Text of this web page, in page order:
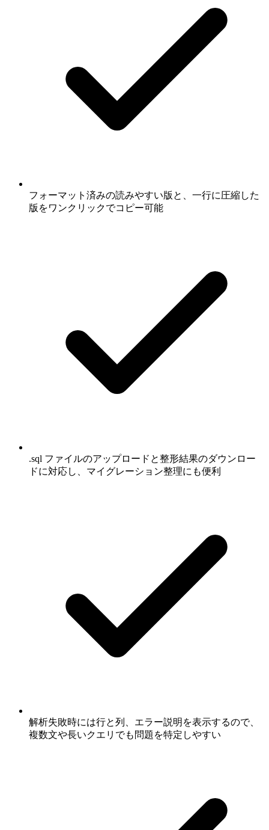
フォーマット済みの読みやすい版と、一行に圧縮した
版をワンクリックでコピー可能
.sql ファイルのアップロードと整形結果のダウンロー
ドに対応し、マイグレーション整理にも便利
解析失敗時には行と列、エラー説明を表示するので、
複数文や長いクエリでも問題を特定しやすい